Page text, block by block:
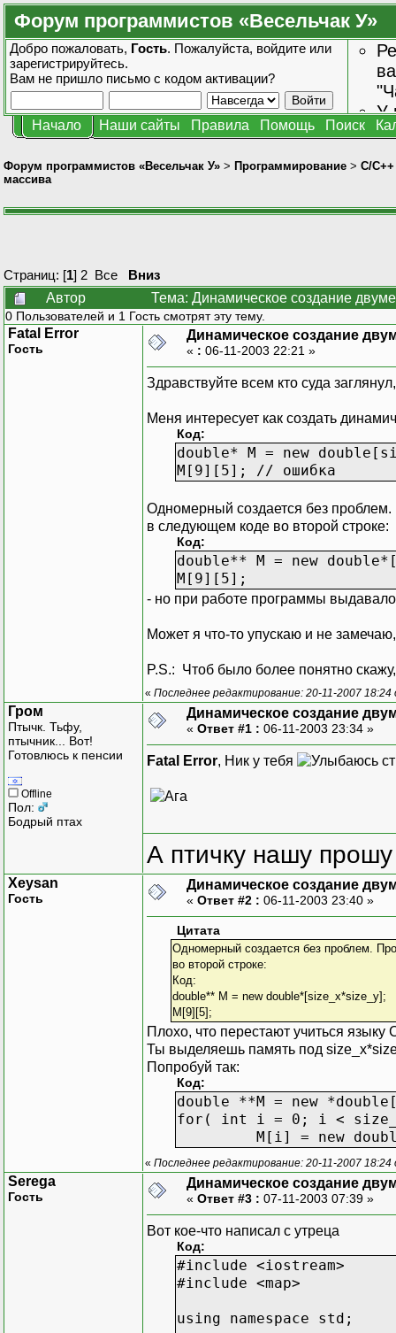
Форум программистов «Весельчак У»
Добро пожаловать, Гость. Пожалуйста, войдите или
зарегистрируйтесь.
Вам не пришло письмо с кодом активации?
У
Начало Наши сайты Правила Помощь Поиск
Форум программистов «Весельчак У» > Программирование > C/C++
массива
Страниц: [1] 2 Все
Вниз
Автор
Тема: Динамическое создание
0 Пользователей и 1 Гость смотрят эту тему.
Fatal Error
Гость
Динамическое создание
« : 06-11-2003 22:21 »
Здравствуйте всем кто суда
Меня интересует как создать
Код:
double* M = new
M[9][5]; // ошибка
Одномерный создается без
в следующем коде во второй строке:
Код:
double** M = new
M[9][5];
- но при работе программы
Может я что-то упускаю и не замечаю,
P.S.: Чтоб было более понятно
« Последнее редактирование: 20-11-2007 18:24
Гром
Птычк. Тьфу,
птычник... Вот!
Готовлюсь к пенсии
Offline
Пол:
Бодрый птах
Динамическое создание
« Ответ #1 : 06-11-2003 23:34 »
Fatal Error, Ник у тебя
А птичку нашу
Xeysan
Гость
Динамическое создание
« Ответ #2 : 06-11-2003 23:40 »
Цитата
Одномерный создается без проблем.
во второй строке:
Код:
double** M = new double*[size_x*size_y];
M[9][5];
Плохо, что перестают учиться языку
Ты выделяешь память под
Попробуй так:
Код:
double **M = new
for( int i = 0; i <
M[i] = new
« Последнее редактирование: 20-11-2007 18:24
Serega
Гость
Динамическое создание
« Ответ #3 : 07-11-2003 07:39 »
Вот кое-что написал с утреца
Код:
#include <iostream>
#include <map>
using namespace std;